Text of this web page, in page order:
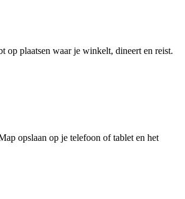
op plaatsen waar je winkelt, dineert en reist.
opslaan op je telefoon of tablet en het